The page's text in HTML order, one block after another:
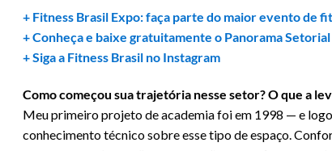
+ Fitness Brasil Expo: faça parte do maior evento de
+ Conheça e baixe gratuitamente o Panorama
+ Siga a Fitness Brasil no Instagram
Como começou sua trajetória nesse setor? O que a
Meu primeiro projeto de academia foi em 1998 — e
conhecimento técnico sobre esse tipo de espaço.